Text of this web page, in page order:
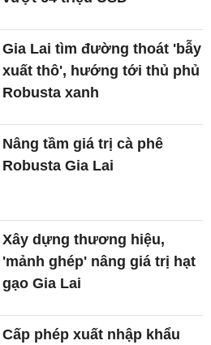
Gia Lai tìm đường thoát 'bẫy
xuất thô', hướng tới thủ phủ
Robusta xanh
Nâng tầm giá trị cà phê
Robusta Gia Lai
Xây dựng thương hiệu,
'mảnh ghép' nâng giá trị hạt
gạo Gia Lai
Cấp phép xuất nhập khẩu